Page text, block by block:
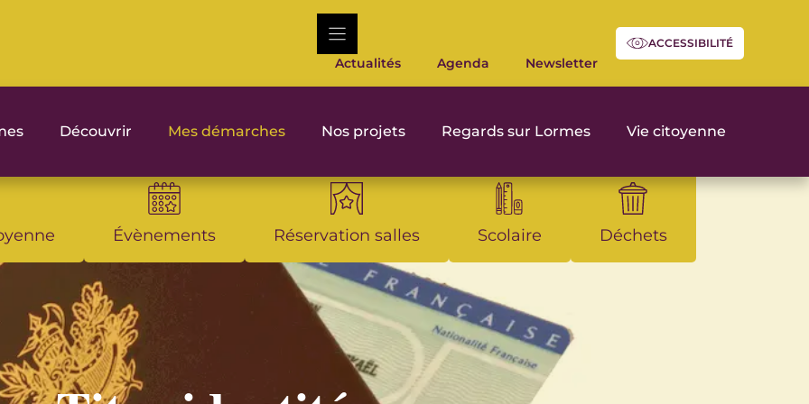
Actualités
Agenda Newsletter
ACCESSIBILITÉ
Découvrir Mes démarches Nos projets Regards sur Lormes Vie citoyenne
Évènements Réservation salles Scolaire Déchets